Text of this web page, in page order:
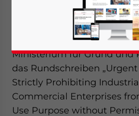
Posted byChina
minutes
05. Dezember – Das
Ministerium für Grund und
das Rundschreiben
Strictly Prohibiting
Commercial Enterprises
Use Purpose without